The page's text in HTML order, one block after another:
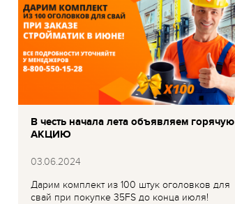
В честь начала лета объявляем горячую
АКЦИЮ
03.06.2024
Дарим комплект из 100 штук оголовков для
свай при покупке 35FS до конца июля!